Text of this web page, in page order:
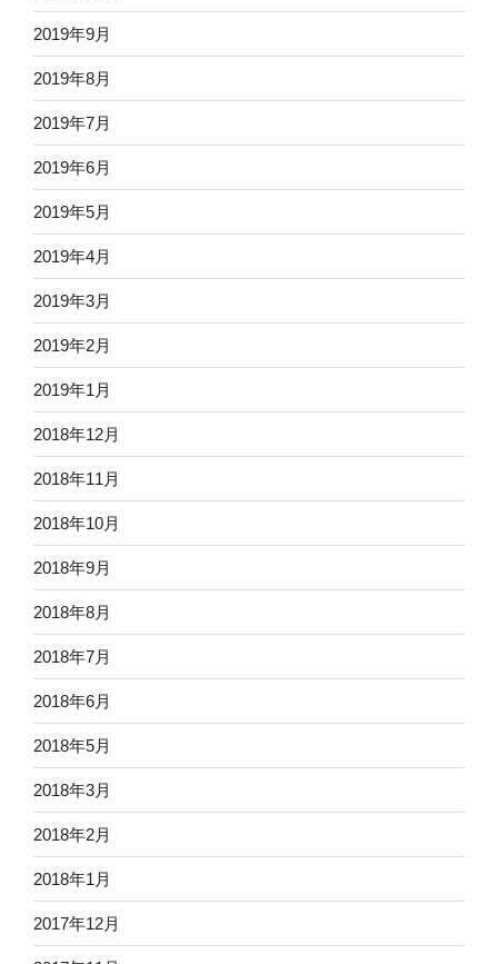
2019年9月
2019年8月
2019年7月
2019年6月
2019年5月
2019年4月
2019年3月
2019年2月
2019年1月
2018年12月
2018年11月
2018年10月
2018年9月
2018年8月
2018年7月
2018年6月
2018年5月
2018年3月
2018年2月
2018年1月
2017年12月